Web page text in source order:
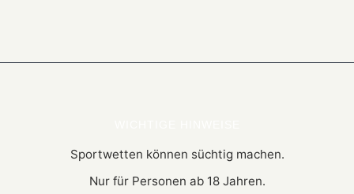
Sportwetten können süchtig machen.
Nur für Personen ab 18 Jahren.